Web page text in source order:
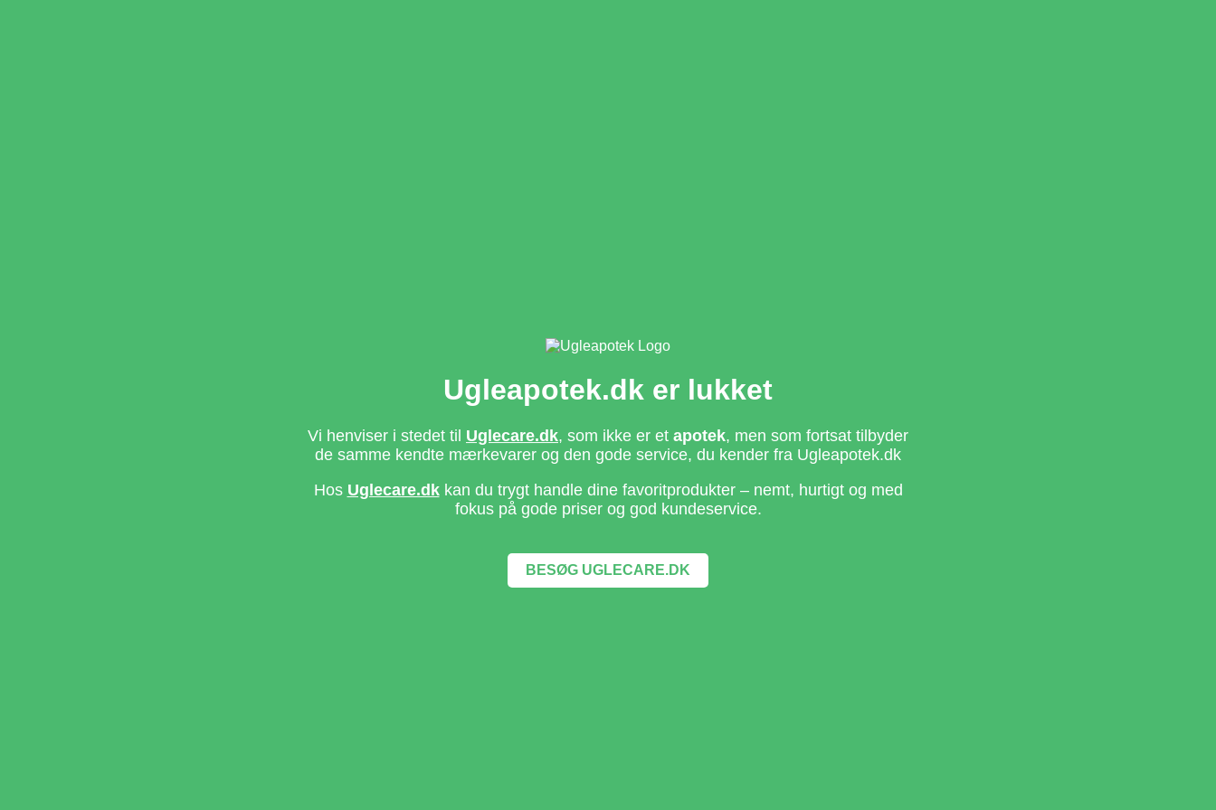
Ugleapotek.dk er lukket
Vi henviser i stedet til Uglecare.dk, som ikke er et apotek, men som fortsat tilbyder
de samme kendte mærkevarer og den gode service, du kender fra Ugleapotek.dk
Hos Uglecare.dkkan du trygt handle dine favoritprodukter – nemt, hurtigt og med
fokus på gode priser og god kundeservice.
BESØG UGLECARE.DK